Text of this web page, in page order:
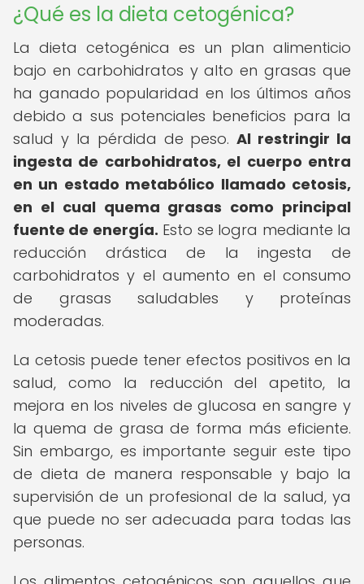
¿Qué es la dieta cetogénica?
La dieta cetogénica es un plan alimenticio
bajo en carbohidratos y alto en grasas que
ha ganado popularidad en los últimos años
debido a sus potenciales beneficios para la
salud y la pérdida de peso.Al restringir la
ingesta de carbohidratos, el cuerpo entra
en un estado metabólico llamado cetosis,
en el cual quema grasas como principal
fuente de energía. Esto se logra mediante la
reducción drástica de la ingesta de
carbohidratos y el aumento en el consumo
de grasas saludables y proteínas
moderadas.
La cetosis puede tener efectos positivos en la
salud, como la reducción del apetito, la
mejora en los niveles de glucosa en sangre y
la quema de grasa de forma más eficiente.
Sin embargo, es importante seguir este tipo
de dieta de manera responsable y bajo la
supervisión de un profesional de la salud, ya
que puede no ser adecuada para todas las
personas.